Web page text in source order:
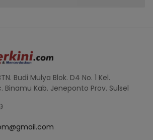
Budi Mulya Blok. D4 No. 1 Kel.
Binamu Kab. Jeneponto Prov. Sulsel